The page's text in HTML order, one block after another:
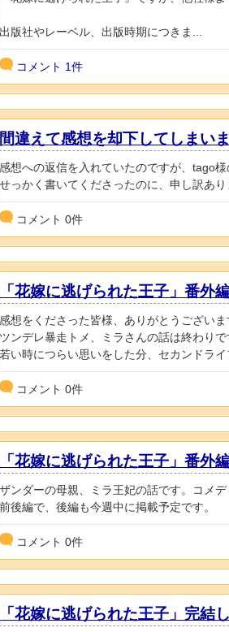
出版社やレーベル、出版時期につきま...
コメント 1件
間違えて感想を却下してしまいま
感想への返信を入れていたのですが、tago
せっかく書いてくださったのに、申し訳あ
コメント 0件
「花嫁に逃げられた王子」番外
感想をくださった皆様、ありがとうございま
ツンデレ暴走トメ、ミラさんの話は終わりで
若い時につらい思いをした分、セカンドライ
コメント 0件
「花嫁に逃げられた王子」番外
ザンダーの母親、ミラ王妃の話です。コメ
前後編で、後編も今週中に掲載予定です。
コメント 0件
「花嫁に逃げられた王子」完結